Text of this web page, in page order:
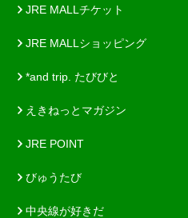
JRE MALLチケット
JRE MALLショッピング
*and trip. たびびと
えきねっとマガジン
JRE POINT
びゅうたび
中央線が好きだ